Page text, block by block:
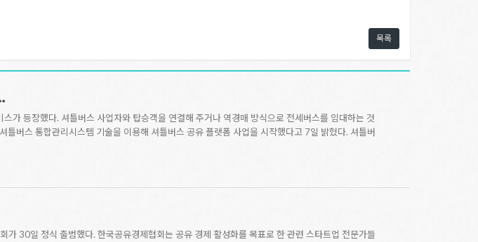
목록
가 등장했다. 셔틀버스 사업자와 탑승객을 연결해 주거나 역경매 방식으로 전세버스를 임대하는 것
버스 통합관리시스템 기술을 이용해 셔틀버스 공유 플랫폼 사업을 시작했다고 7일 밝혔다. 셔틀버
30일 정식 출범했다. 한국공유경제협회는 공유 경제 활성화를 목표로 한 관련 스타트업 전문가들